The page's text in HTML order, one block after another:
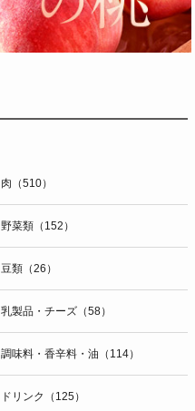
肉（510）
野菜類（152）
豆類（26）
乳製品・チーズ（58）
調味料・香辛料・油（114）
ドリンク（125）